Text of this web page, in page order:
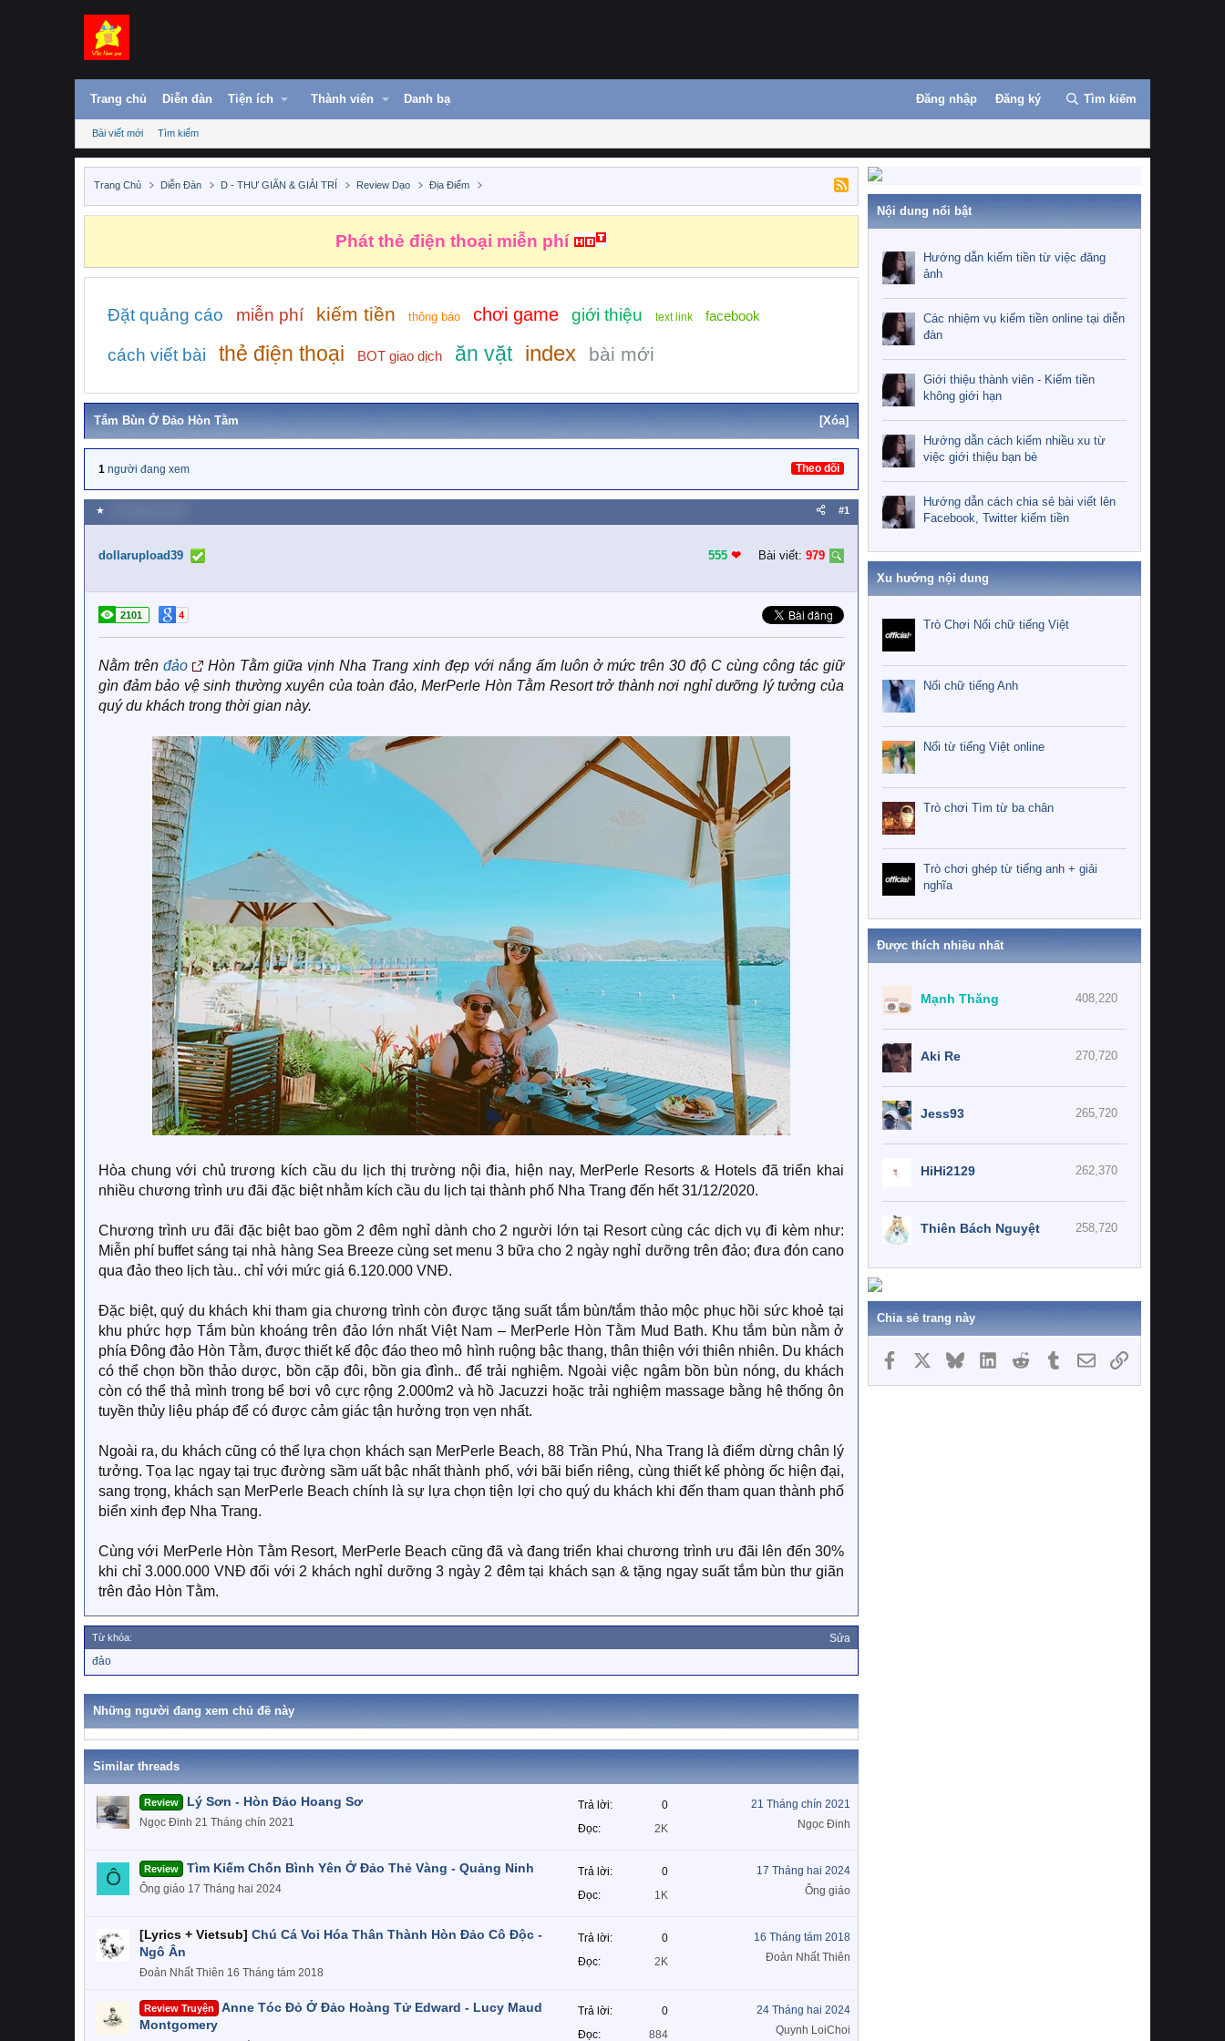
Trang chủ Diễn đàn Tiện ích Thành viên Danh bạ Đăng nhập Đăng ký Tìm kiếm
Bài viết mới Tìm kiếm
Trang Chủ Diễn Đàn D - THƯ GIÃN & GIẢI TRÍ Review Dạo Địa Điểm
Phát thẻ điện thoại miễn phí
Đặt quảng cáo miễn phí kiếm tiền thông báo chơi game giới thiệu text link facebook
cách viết bài thẻ điện thoại BOT giao dịch ăn vặt index bài mới
Tắm Bùn Ở Đảo Hòn Tằm [Xóa]
1 người đang xem Theo dõi
★ #1
dollarupload39 555 ❤︎ Bài viết: 979
2101 4
Nằm trên đảo
Hòn Tằm giữa vịnh Nha Trang xinh đẹp với nắng ấm luôn ở mức trên 30 độ C cùng công tác giữ
gìn đảm bảo vệ sinh thường xuyên của toàn đảo, MerPerle Hòn Tằm Resort trở thành nơi nghỉ dưỡng lý tưởng của
quý du khách trong thời gian này.
Hòa chung với chủ trương kích cầu du lịch thị trường nội đia, hiện nay, MerPerle Resorts & Hotels đã triển khai
nhiều chương trình ưu đãi đặc biệt nhằm kích cầu du lịch tại thành phố Nha Trang đến hết 31/12/2020.
Chương trình ưu đãi đặc biệt bao gồm 2 đêm nghỉ dành cho 2 người lớn tại Resort cùng các dịch vụ đi kèm như:
Miễn phí buffet sáng tại nhà hàng Sea Breeze cùng set menu 3 bữa cho 2 ngày nghỉ dưỡng trên đảo; đưa đón cano
qua đảo theo lịch tàu.. chỉ với mức giá 6.120.000 VNĐ.
Đặc biệt, quý du khách khi tham gia chương trình còn được tặng suất tắm bùn/tắm thảo mộc phục hồi sức khoẻ tại
khu phức hợp Tắm bùn khoáng trên đảo lớn nhất Việt Nam – MerPerle Hòn Tằm Mud Bath. Khu tắm bùn nằm ở
phía Đông đảo Hòn Tằm, được thiết kế độc đáo theo mô hình ruộng bậc thang, thân thiện với thiên nhiên. Du khách
có thể chọn bồn thảo dược, bồn cặp đôi, bồn gia đình.. để trải nghiệm. Ngoài việc ngâm bồn bùn nóng, du khách
còn có thể thả mình trong bể bơi vô cực rộng 2.000m2 và hồ Jacuzzi hoặc trải nghiệm massage bằng hệ thống ôn
tuyền thủy liệu pháp để có được cảm giác tận hưởng trọn vẹn nhất.
Ngoài ra, du khách cũng có thể lựa chọn khách sạn MerPerle Beach, 88 Trần Phú, Nha Trang là điểm dừng chân lý
tưởng. Tọa lạc ngay tại trục đường sầm uất bậc nhất thành phố, với bãi biển riêng, cùng thiết kế phòng ốc hiện đại,
sang trọng, khách sạn MerPerle Beach chính là sự lựa chọn tiện lợi cho quý du khách khi đến tham quan thành phố
biển xinh đẹp Nha Trang.
Cùng với MerPerle Hòn Tằm Resort, MerPerle Beach cũng đã và đang triển khai chương trình ưu đãi lên đến 30%
khi chỉ 3.000.000 VNĐ đối với 2 khách nghỉ dưỡng 3 ngày 2 đêm tại khách sạn & tặng ngay suất tắm bùn thư giãn
trên đảo Hòn Tằm.
Từ khóa: Sửa
ừ
a
đảo
Những người đang xem chủ đề này
Similar threads
Review Lý Sơn - Hòn Đảo Hoang Sơ
Ngọc Đinh 21 Tháng chín 2021
Trả lời
0
Đọc
2K
21 Tháng chín 2021
Ngọc Đinh
Ô Review Tìm Kiếm Chốn Bình Yên Ở Đảo Thẻ Vàng - Quảng Ninh
Ông giáo 17 Tháng hai 2024
Trả lời
0
Đọc
1K
17 Tháng hai 2024
Ông giáo
[Lyrics + Vietsub] Chú Cá Voi Hóa Thân Thành Hòn Đảo Cô Độc -
Ngô Ân
Đoản Nhất Thiên 16 Tháng tám 2018
Trả lời
0
Đọc
2K
16 Tháng tám 2018
Đoản Nhất Thiên
Review Truyện
Anne Tóc Đỏ Ở Đảo Hoàng Tử Edward - Lucy Maud
Montgomery
Trả lời
0
Đọc
884
24 Tháng hai 2024
Quynh LoiChoi
Nội dung nổi bật
Hướng dẫn kiếm tiền từ việc đăng
ảnh
Các nhiệm vụ kiếm tiền online tại diễn
đàn
Giới thiệu thành viên - Kiếm tiền
không giới hạn
Hướng dẫn cách kiếm nhiều xu từ
việc giới thiệu bạn bè
Hướng dẫn cách chia sẻ bài viết lên
Facebook, Twitter kiếm tiền
Xu hướng nội dung
Trò Chơi Nối chữ tiếng Việt
Nối chữ tiếng Anh
Nối từ tiếng Việt online
Trò chơi Tìm từ ba chân
Trò chơi ghép từ tiếng anh + giải
nghĩa
Được thích nhiều nhất
408,220
Mạnh Thăng
270,720
Aki Re
265,720
Jess93
262,370
HiHi2129
258,720
Thiên Bách Nguyệt
Chia sẻ trang này
Facebook BlueskyLinkedInReddit TumblrEmailLink